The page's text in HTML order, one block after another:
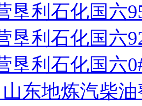
垦利石化国六
垦利石化国六
垦利石化国六
东地炼汽柴